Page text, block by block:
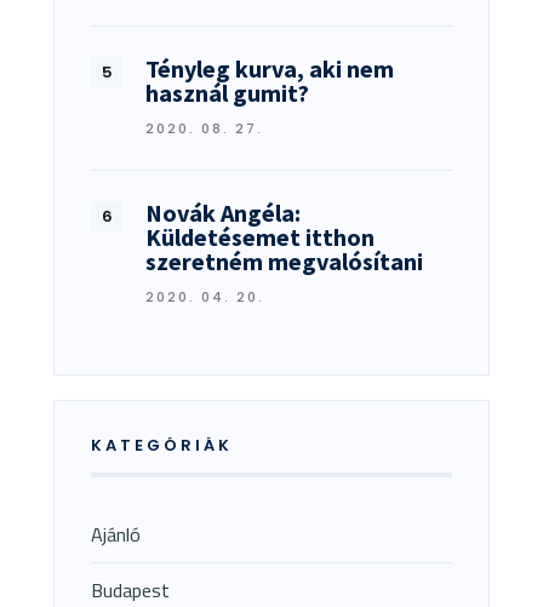
Tényleg kurva, aki nem
használ gumit?
2020. 08. 27.
Novák Angéla:
Küldetésemet itthon
szeretném megvalósítani
2020. 04. 20.
KATEGÓRIÁK
Ajánló
Budapest